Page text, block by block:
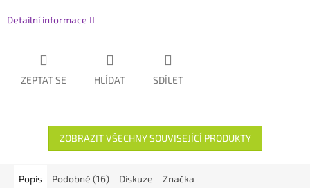
Detailní informace
ZEPTAT SE HLÍDAT SDÍLET
ZOBRAZIT VŠECHNY SOUVISEJÍCÍ PRODUKTY
Popis Podobné (16) Diskuze Značka